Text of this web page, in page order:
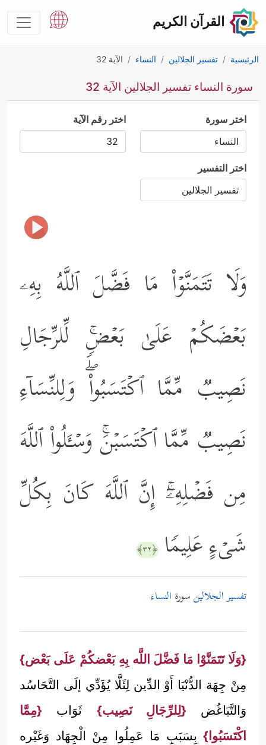
القرآن الكريم
الرئيسية تفسير الجلالين النساء الآية 32
سورة النساء تفسير الجلالين الآية 32
اختر سورة اختر رقم الآية
اختر التفسير
وَلَا تَتَمَنَّوۡاْ مَا فَضَّلَ ٱللَّهُ بِهِۦ
بَعۡضَكُمۡ عَلَىٰ بَعۡضࣲۚ لِّلرِّجَالِ
نَصِیبࣱ مِّمَّا ٱكۡتَسَبُواْۖ وَلِلنِّسَاۤءِ
نَصِیبࣱ مِّمَّا ٱكۡتَسَبۡنَۚ وَسۡـَٔلُواْ ٱللَّهَ
مِن فَضۡلِهِۦۤۚ إِنَّ ٱللَّهَ كَانَ بِكُلِّ
شَیۡءٍ عَلِیمࣰا ﴿٣٢﴾
تفسير الجلالينسورة النساء
{وَلَا تَتَمَنَّوْا مَا فَضَّلَ اللَّه بِهِ بَعْضكُمْ عَلَى بَعْض}
مِنْ جِهَة الدُّنْيَا أَوْ الدِّين لِئَلَّا يُؤَدِّي إلَى التَّحَاسُد
وَالتَّبَاغُض {لِلرِّجَالِ نَصِيب} ثَوَاب {مِمَّا
اكْتَسَبُوا} بِسَبَبِ مَا عَمِلُوا مِنْ الْجِهَاد وَغَيْره